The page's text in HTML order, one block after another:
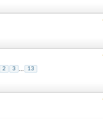
2 3 ... 13